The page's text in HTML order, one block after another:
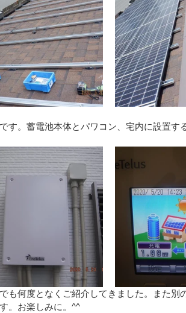
す。蓄電池本体とパワコン、宅内に設置す
も何度となくご紹介してきました。また別
。お楽しみに。^^